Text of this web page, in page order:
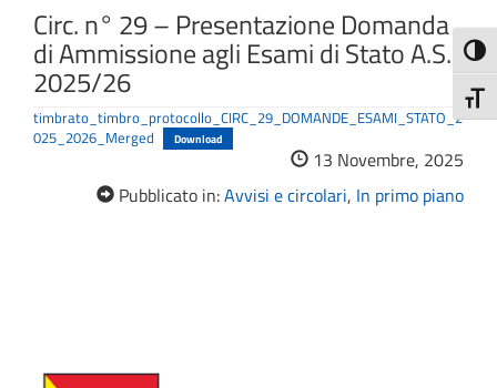
Circ. n° 29 – Presentazione Domanda
di Ammissione agli Esami di Stato A.S.
2025/26
timbrato_timbro_protocollo_CIRC_29_DOMANDE_ESAMI_STATO_2
025_2026_Merged
Download
13 Novembre, 2025
Pubblicato in:Avvisi e circolari, In primo piano